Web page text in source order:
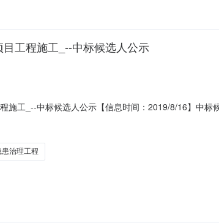
工程施工_--中标候选人公示
施工_--中标候选人公示【信息时间：2019/8/16】中
庆市恒旭实业集团有限公司重庆川维建安工程有限
患治理工程